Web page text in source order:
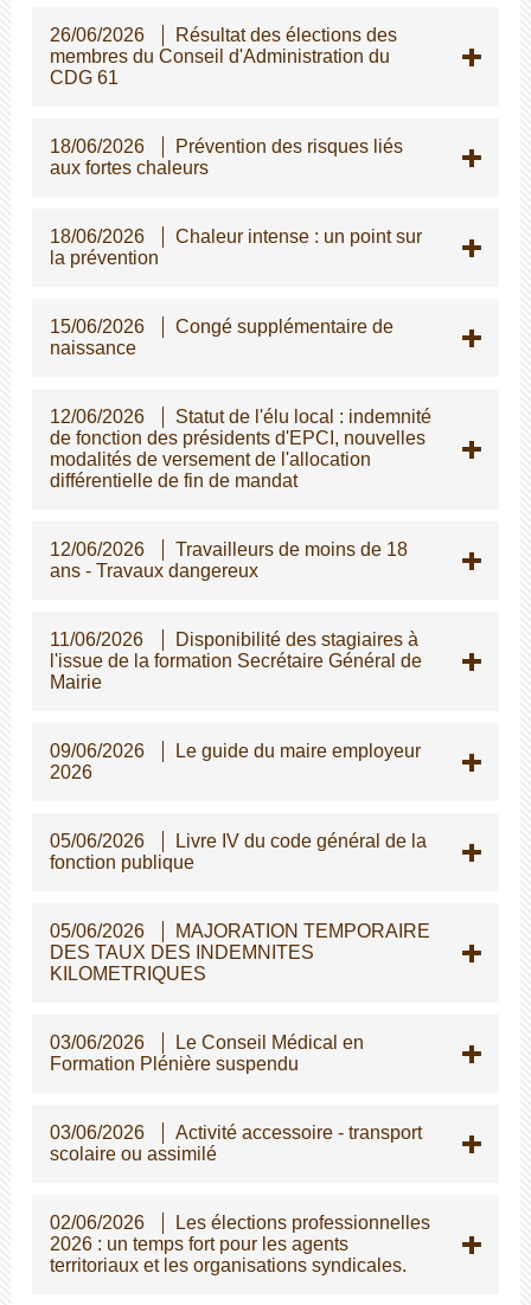
26/06/2026
Résultat des élections des
membres du Conseil d'Administration du
CDG 61
18/06/2026
Prévention des risques liés
aux fortes chaleurs
18/06/2026
Chaleur intense : un point sur
la prévention
15/06/2026
Congé supplémentaire de
naissance
12/06/2026
Statut de l'élu local : indemnité
de fonction des présidents d'EPCI, nouvelles
modalités de versement de l'allocation
différentielle de fin de mandat
12/06/2026
Travailleurs de moins de 18
ans - Travaux dangereux
11/06/2026
Disponibilité des stagiaires à
l'issue de la formation Secrétaire Général de
Mairie
09/06/2026
Le guide du maire employeur
2026
05/06/2026
Livre IV du code général de la
fonction publique
05/06/2026
MAJORATION TEMPORAIRE
DES TAUX DES INDEMNITES
KILOMETRIQUES
03/06/2026
Le Conseil Médical en
Formation Plénière suspendu
03/06/2026
Activité accessoire - transport
scolaire ou assimilé
02/06/2026
Les élections professionnelles
2026 : un temps fort pour les agents
territoriaux et les organisations syndicales.